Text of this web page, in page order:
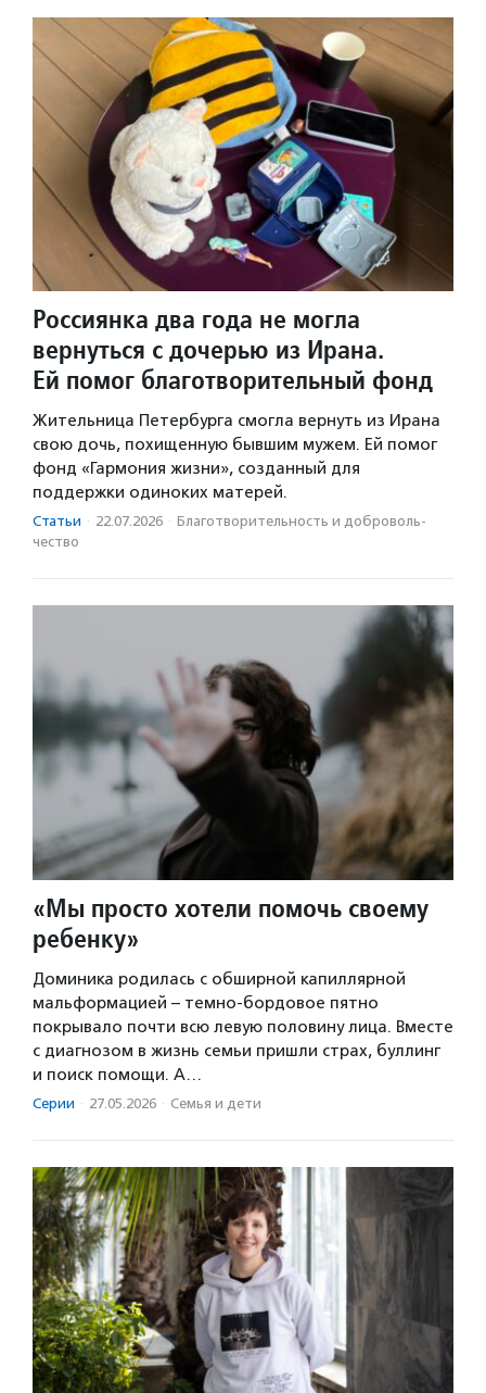
Россиянка два года не могла
вернуться с дочерью из Ирана.
Ей помог благотворительный фонд
Жительница Петербурга смогла вернуть из Ирана
свою дочь, похищенную бывшим мужем. Ей помог
фонд «Гармония жизни», созданный для
поддержки одиноких матерей.
Статьи · 22.07.2026 · Благотвори­тель­ность и доброволь­
чест­во
«Мы просто хотели помочь своему
ребенку»
Доминика родилась с обширной капиллярной
мальформацией – темно-бордовое пятно
покрывало почти всю левую половину лица. Вместе
с диагнозом в жизнь семьи пришли страх, буллинг
и поиск помощи. А…
Серии · 27.05.2026 · Семья и дети